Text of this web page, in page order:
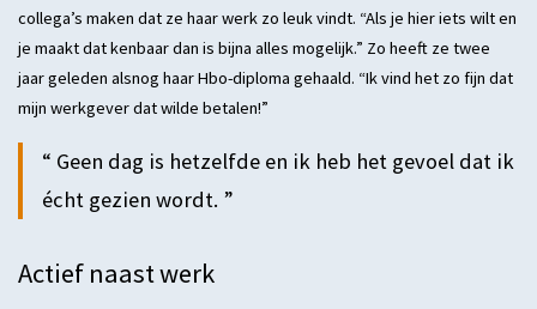
collega’s maken dat ze haar werk zo leuk vindt. “Als je hier iets wilt en
je maakt dat kenbaar dan is bijna alles mogelijk.” Zo heeft ze twee
jaar geleden alsnog haar Hbo-diploma gehaald. “Ik vind het zo fijn dat
mijn werkgever dat wilde betalen!”
Geen dag is hetzelfde en ik heb het gevoel dat ik
écht gezien wordt.
Actief naast werk